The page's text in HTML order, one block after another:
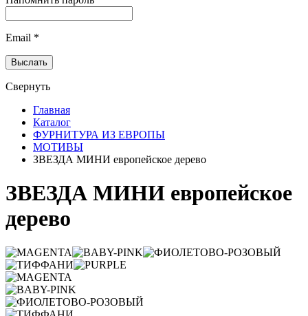
Email *
Свернуть
Главная
Каталог
ФУРНИТУРА ИЗ ЕВРОПЫ
МОТИВЫ
ЗВЕЗДА МИНИ европейское дерево
ЗВЕЗДА МИНИ европейское
дерево